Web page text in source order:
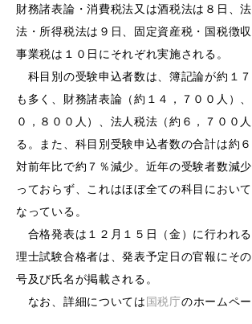
財務諸表論・消費税法又は酒税法は８日、
法・所得税法は９日、固定資産税・国税徴
事業税は１０日にそれぞれ実施される。
科目別の受験申込者数は、簿記論が約１
も多く、財務諸表論（約１４，７００人）
０，８００人）、法人税法（約６，７００
る。また、科目別受験申込者数の合計は約
対前年比で約７％減少。近年の受験者数減
っておらず、これはほぼ全ての科目におい
なっている。
合格発表は１２月１５日（金）に行われ
理士試験合格者は、発表予定日の官報にそ
号及び氏名が掲載される。
なお、詳細については国税庁のホームペー